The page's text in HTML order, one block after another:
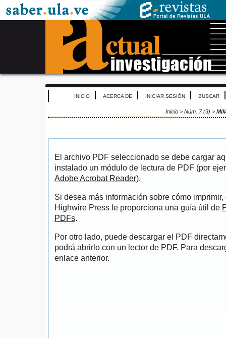
INICIO ACERCA DE INICIAR SESIÓN BUSCAR
Inicio> Núm. 7 (3) >
El archivo PDF seleccionado se debe cargar
instalado un módulo de lectura de PDF (por
Adobe Acrobat Reader).
Si desea más información sobre cómo
Highwire Press le proporciona una guía útil de
PDFs.
Por otro lado, puede descargar el PDF
podrá abrirlo con un lector de PDF. Para
enlace anterior.